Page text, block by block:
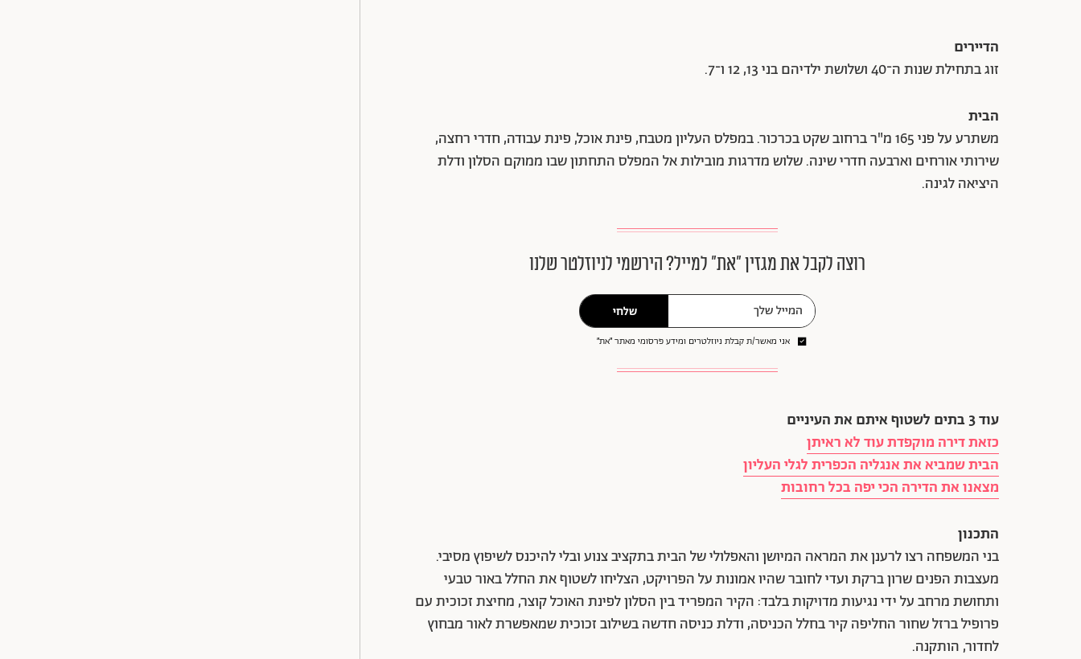
הדיירים
זוג בתחילת שנות ה־40 ושלושת ילדיהם בני 13, 12 ו־7.
הבית
משתרע על פני 165 מ"ר ברחוב שקט בכרכור. במפלס העליון מטבח, פינת אוכל, פינת עבודה, חדרי רחצה,
שירותי אורחים וארבעה חדרי שינה. שלוש מדרגות מובילות אל המפלס התחתון שבו ממוקם הסלון ודלת
היציאה לגינה.
רוצה לקבל את מגזין ״את״ למייל? הירשמי לניוזלטר שלנו
שלחי
אני מאשר/ת קבלת ניוזלטרים ומידע פרסומי מאתר ״את״
עוד 3 בתים לשטוף איתם את העיניים
כזאת דירה מוקפדת עוד לא ראיתן
הבית שמביא את אנגליה הכפרית לגלי העליון
מצאנו את הדירה הכי יפה בכל רחובות
התכנון
בני המשפחה רצו לרענן את המראה המיושן והאפלולי של הבית בתקציב צנוע ובלי להיכנס לשיפוץ מסיבי.
מעצבות הפנים שרון ברקת ועדי לחובר שהיו אמונות על הפרויקט, הצליחו לשטוף את החלל באור טבעי
ותחושת מרחב על ידי נגיעות מדויקות בלבד: הקיר המפריד בין הסלון לפינת האוכל קוצר, מחיצת זכוכית עם
פרופיל ברזל שחור החליפה קיר בחלל הכניסה, ודלת כניסה חדשה בשילוב זכוכית שמאפשרת לאור מבחוץ
לחדור, הותקנה.